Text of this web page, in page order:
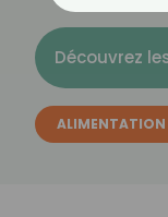
Découvrez
ALIMENTATION